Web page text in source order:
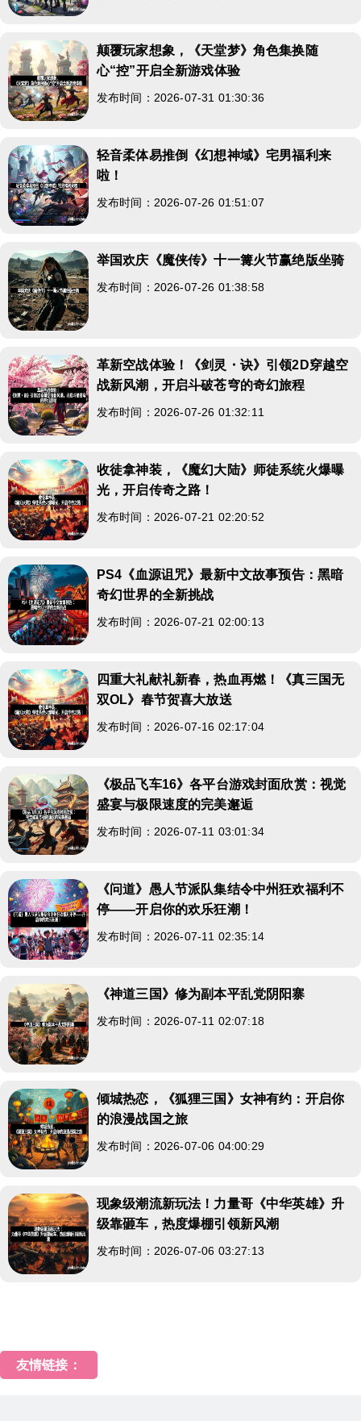
颠覆玩家想象，《天堂梦》角色集换随
心“控”开启全新游戏体验
发布时间：2026-07-31 01:30:36
轻音柔体易推倒《幻想神域》宅男福利来
啦！
发布时间：2026-07-26 01:51:07
举国欢庆《魔侠传》十一篝火节赢绝版坐骑
发布时间：2026-07-26 01:38:58
革新空战体验！《剑灵・诀》引领2D穿越空
战新风潮，开启斗破苍穹的奇幻旅程
发布时间：2026-07-26 01:32:11
收徒拿神装，《魔幻大陆》师徒系统火爆曝
光，开启传奇之路！
发布时间：2026-07-21 02:20:52
PS4《血源诅咒》最新中文故事预告：黑暗
奇幻世界的全新挑战
发布时间：2026-07-21 02:00:13
四重大礼献礼新春，热血再燃！《真三国无
双OL》春节贺喜大放送
发布时间：2026-07-16 02:17:04
《极品飞车16》各平台游戏封面欣赏：视觉
盛宴与极限速度的完美邂逅
发布时间：2026-07-11 03:01:34
《问道》愚人节派队集结令中州狂欢福利不
停——开启你的欢乐狂潮！
发布时间：2026-07-11 02:35:14
《神道三国》修为副本平乱党阴阳寨
发布时间：2026-07-11 02:07:18
倾城热恋，《狐狸三国》女神有约：开启你
的浪漫战国之旅
发布时间：2026-07-06 04:00:29
现象级潮流新玩法！力量哥《中华英雄》升
级靠砸车，热度爆棚引领新风潮
发布时间：2026-07-06 03:27:13
友情链接：